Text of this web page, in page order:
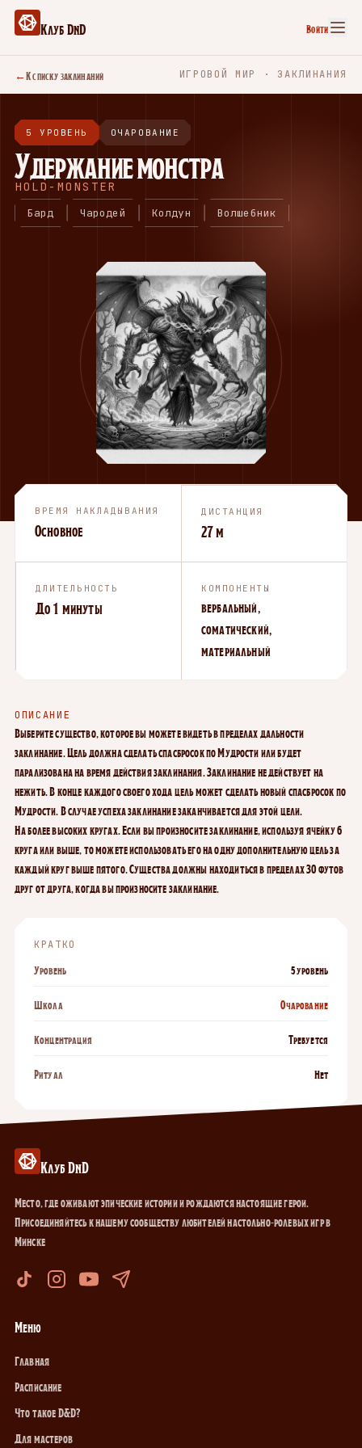
Клуб DnD Войти
←К списку заклинаний ИГРОВОЙ МИР · ЗАКЛИНАНИЯ
5 УРОВЕНЬ ОЧАРОВАНИЕ
Удержание монстра
HOLD-MONSTER
Бард Чародей Колдун Волшебник
ВРЕМЯ НАКЛАДЫВАНИЯ
Основное
ДИСТАНЦИЯ
27 м
ДЛИТЕЛЬНОСТЬ
До 1 минуты
КОМПОНЕНТЫ
вербальный,
соматический,
материальный
ОПИСАНИЕ
Выберите существо, которое вы можете видеть в пределах дальности
заклинание. Цель должна сделать спасбросок по Мудрости или будет
парализована на время действия заклинания. Заклинание не действует на
нежить. В конце каждого своего хода цель может сделать новый спасбросок по
Мудрости. В случае успеха заклинание заканчивается для этой цели.
На более высоких кругах. Если вы произносите заклинание, используя ячейку 6
круга или выше, то можете использовать его на одну дополнительную цель за
каждый круг выше пятого. Существа должны находиться в пределах 30 футов
друг от друга, когда вы произносите заклинание.
КРАТКО
Уровень 5 уровень
Школа Очарование
Концентрация Требуется
Ритуал Нет
Клуб DnD
Место, где оживают эпические истории и рождаются настоящие герои.
Присоединяйтесь к нашему сообществу любителей настольно-ролевых игр в
Минске
Меню
Главная
Расписание
Что такое D&D?
Для мастеров